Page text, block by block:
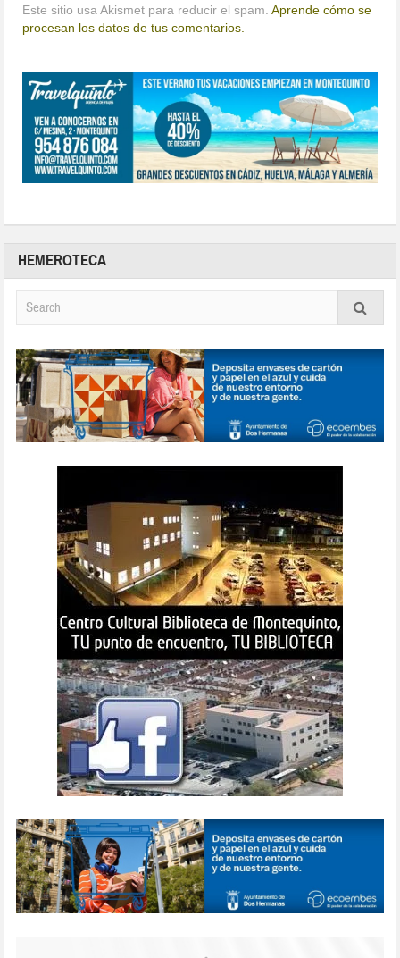
Este sitio usa Akismet para reducir el spam.Aprende cómo se
procesan los datos de tus comentarios.
HEMEROTECA